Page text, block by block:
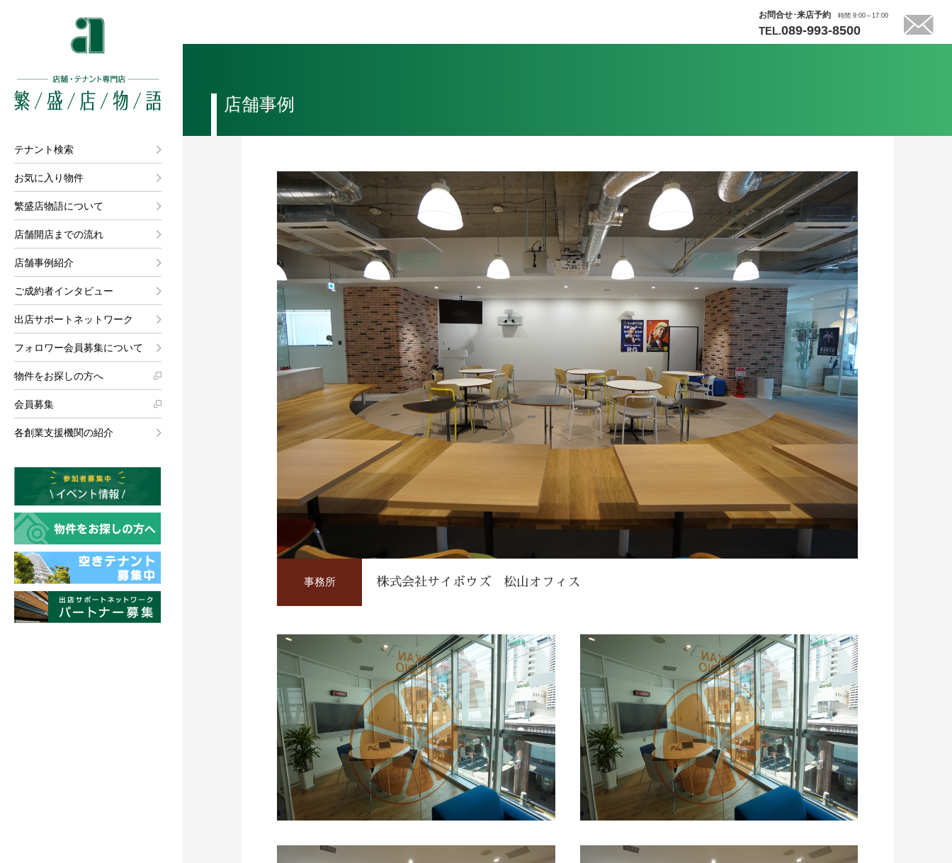
テナント検索
お気に入り物件
繁盛店物語について
店舗開店までの流れ
店舗事例紹介
ご成約者インタビュー
出店サポートネットワーク
フォロワー会員募集について
物件をお探しの方へ
会員募集
各創業支援機関の紹介
お問合せ･来店予約 時間 9:00～17:00
TEL.089-993-8500
店舗事例
事務所 株式会社サイボウズ 松山オフィス